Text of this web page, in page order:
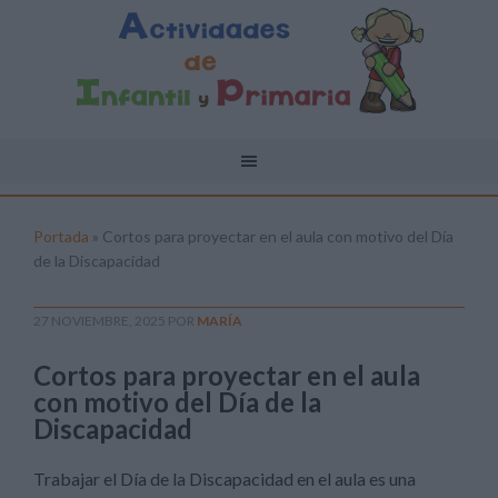
Portada » Cortos para proyectar en el aula con motivo del Día
de la Discapacidad
27 NOVIEMBRE, 2025 POR MARÍA
Cortos para proyectar en el aula
con motivo del Día de la
Discapacidad
Trabajar el Día de la Discapacidad en el aula es una